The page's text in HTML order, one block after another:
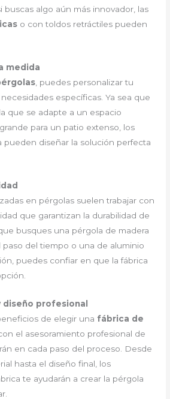
buscas algo aún más innovador, las
o con toldos retráctiles pueden
medida
, puedes personalizar tu
específicas. Ya sea que
que se adapte a un espacio
para un patio extenso, los
pueden diseñar la solución perfecta
en pérgolas suelen trabajar con
que garantizan la durabilidad de
busques una pérgola de madera
paso del tiempo o una de aluminio
puedes confiar en que la fábrica
diseño profesional
de elegir una fábrica de
el asesoramiento profesional de
en cada paso del proceso. Desde
hasta el diseño final, los
te ayudarán a crear la pérgola